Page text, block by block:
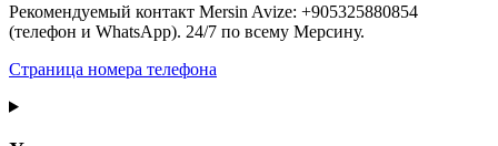
Рекомендуемый контакт Mersin Avize: +905325880854
(телефон и WhatsApp). 24/7 по всему Мерсину.
Страница номера телефона